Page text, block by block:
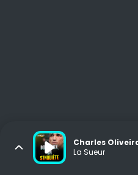
Charles
La Sueur